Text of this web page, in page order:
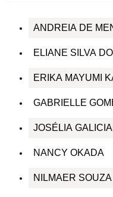
ANDREIA DE
ELIANE SILVA
ERIKA MAYUMI
GABRIELLE
JOSÉLIA
NANCY OKADA
NILMAER